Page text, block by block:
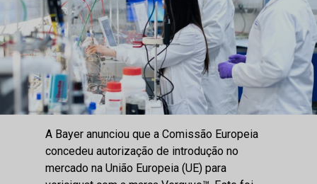
A Bayer anunciou que a Comissão Europeia
concedeu autorização de introdução no
mercado na União Europeia (UE) para